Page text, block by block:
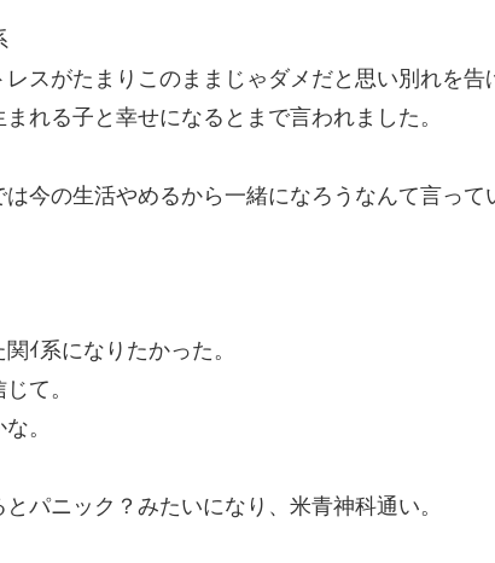
スがたまりこのままじゃダメだと思い別れを告
れる子と幸せになるとまで言われました。
今の生活やめるから一緒になろうなんて言って
ｲ系になりたかった。
て。
。
パニック？みたいになり、米青神科通い。